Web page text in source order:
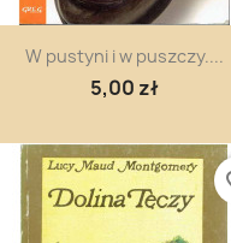
W pustyni i w puszczy....
5,00 zł